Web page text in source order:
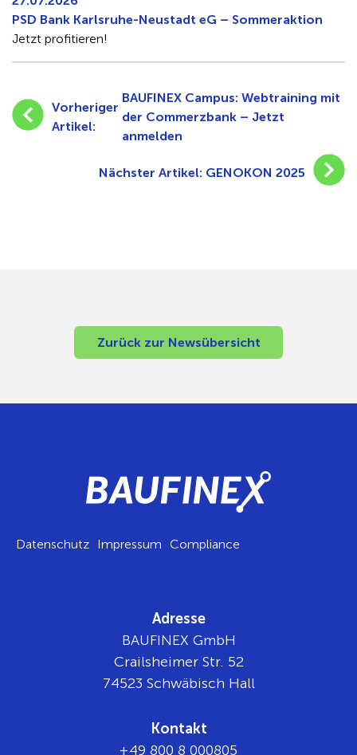
PSD Bank Karlsruhe-Neustadt eG – Sommeraktion
Jetzt profitieren!
Vorheriger
Artikel:
BAUFINEX Campus: Webtraining mit
der Commerzbank – Jetzt
anmelden
Nächster Artikel: GENOKON 2025
Zurück zur Newsübersicht
Datenschutz Impressum Compliance
Adresse
BAUFINEX GmbH
Crailsheimer Str. 52
74523 Schwäbisch Hall
Kontakt
+49 800 8 000805